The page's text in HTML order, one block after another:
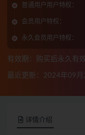
普通用户用户特权：
会员用户特权：
永久会员用户特权：
有效期：购买后永久有
最近更新：2024年09月
详情介绍